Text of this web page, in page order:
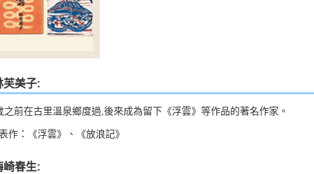
芙美子:
之前在古里溫泉鄉度過,後來成為留下《浮雲》等作品的著名作家。
作：《浮雲》、《放浪記》
崎春生: